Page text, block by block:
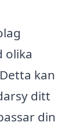
olika
kan
ditt
din